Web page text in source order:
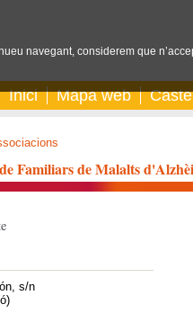
Inici Mapa web
Familiars de Malalts
s/n
navegant, considerem que